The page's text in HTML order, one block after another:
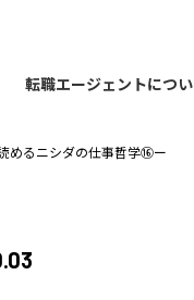
転職エージェントにつ
めるニシダの仕事哲学⑯ー